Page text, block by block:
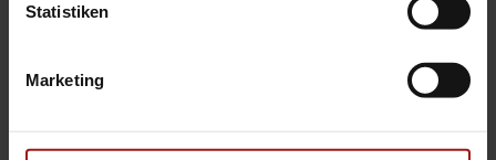
Statistiken
Marketing
gemäß Kaufvertrag. Bitte vor
vereinbaren da der Fahrzeugstandort